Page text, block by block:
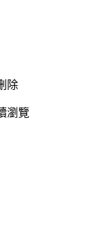
除
瀏覽